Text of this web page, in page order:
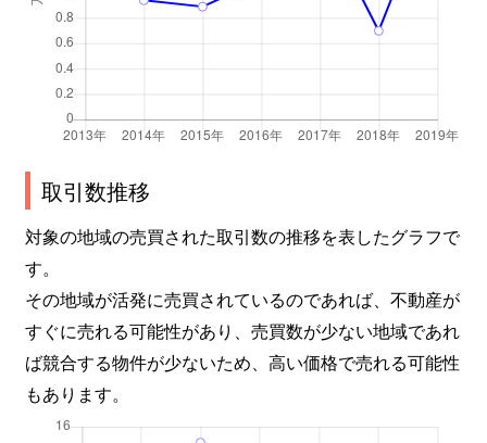
取引数推移
対象の地域の売買された取引数の推移を表したグラフで
す。
その地域が活発に売買されているのであれば、不動産が
すぐに売れる可能性があり、売買数が少ない地域であれ
ば競合する物件が少ないため、高い価格で売れる可能性
もあります。